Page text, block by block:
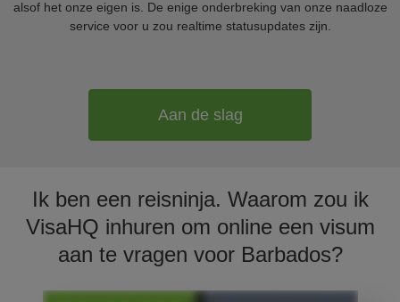
alsof het onze eigen is. De enige onderbreking van onze naadloze
service voor u zou realtime statusupdates zijn.
Aan de slag
Ik ben een reisninja. Waarom zou ik
VisaHQ inhuren om online een visum
aan te vragen voor Barbados?